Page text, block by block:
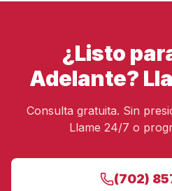
¿Listo
Adelante?
Consulta gratuita. Sin
Llame 24/7 o
(702)